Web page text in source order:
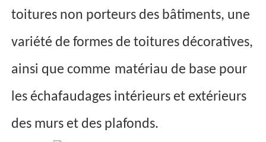
toitures non porteurs des bâtiments, une
variété de formes de toitures décoratives,
ainsi que comme matériau de base pour
les échafaudages intérieurs et extérieurs
des murs et des plafonds.